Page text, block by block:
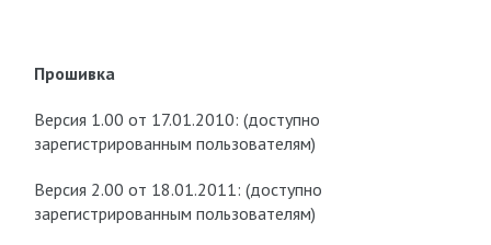
Прошивка
Версия 1.00 от 17.01.2010: (доступно
зарегистрированным пользователям)
Версия 2.00 от 18.01.2011: (доступно
зарегистрированным пользователям)